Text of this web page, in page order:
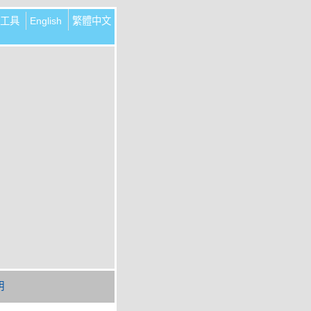
工具 English 繁體中文